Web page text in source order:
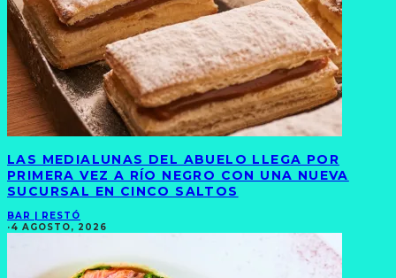
LAS MEDIALUNAS DEL ABUELO LLEGA POR
PRIMERA VEZ A RÍO NEGRO CON UNA NUEVA
SUCURSAL EN CINCO SALTOS
BAR | RESTÓ
·4 AGOSTO, 2026